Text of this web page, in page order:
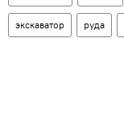
экскаватор руда